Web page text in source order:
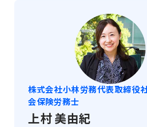
株式会社小林労務代表取締
会保険労務士
上村 美由紀